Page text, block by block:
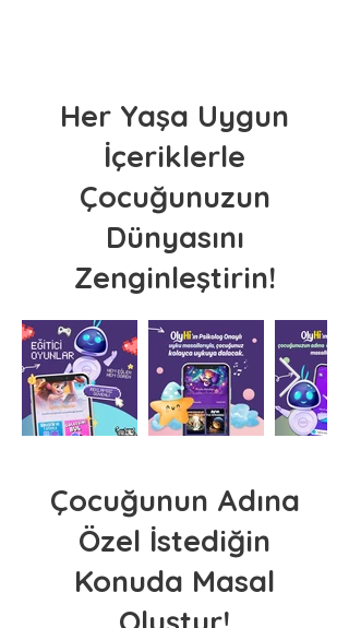
Her Yaşa Uygun
İçeriklerle
Çocuğunuzun
Dünyasını
Zenginleştirin!
Çocuğunun Adına
Özel İstediğin
Konuda Masal